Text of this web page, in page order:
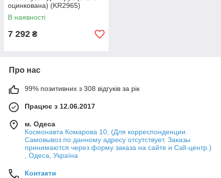
оцинкована) (KR2965)
В наявності
7 292 ₴
Про нас
99% позитивних з 308 відгуків за рік
Працює з 12.06.2017
м. Одеса
Космонавта Комарова 10, (Для корреспонденции.
Самовывоз по данному адресу отсутствует. Заказы
принимаются через форму заказа на сайте и Call-центр.)
, Одеса, Україна
Контакти